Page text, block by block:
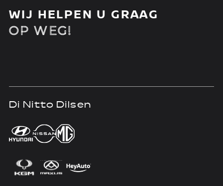
WIJ HELPEN U GRAAG
OP WEG!
Di Nitto Dilsen